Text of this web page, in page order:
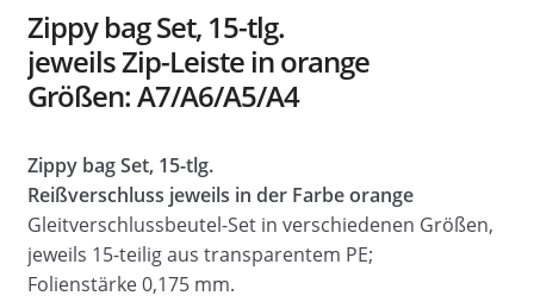
Zippy bag Set, 15-tlg.
jeweils Zip-Leiste in orange
Größen: A7/A6/A5/A4
Zippy bag Set, 15-tlg.
Reißverschluss jeweils in der Farbe orange
Gleitverschlussbeutel-Set in verschiedenen Größen,
jeweils 15-teilig aus transparentem PE;
Folienstärke 0,175 mm.